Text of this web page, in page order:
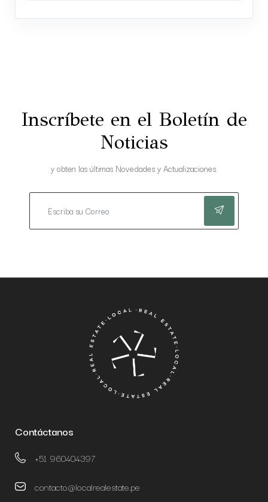
Inscríbete en el Boletín de
Noticias
y obten las últimas Novedades y Actualizaciones.
Contáctanos
+51 960404397
contacto@localrealestate.pe